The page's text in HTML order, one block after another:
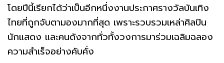
โดยปีนี้เรียกได้ว่าเป็นอีกหนึ่งงานประกาศรางวัลบันเทิง
ไทยที่ถูกจับตามองมากที่สุด เพราะรวบรวมเหล่าศิลปิน
นักแสดง และคนดังจากทั่วทั้งวงการมาร่วมเฉลิมฉลอง
ความสำเร็จอย่างคับคั่ง